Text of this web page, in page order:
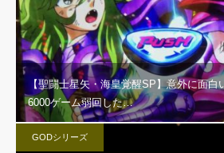
【聖闘士星矢・海皇覚醒SP】意外に面白
6000ゲーム弱回した…
GODシリーズ